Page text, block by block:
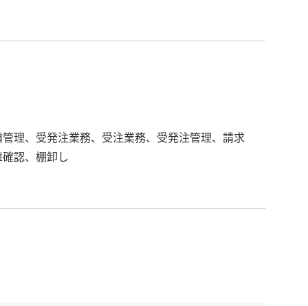
理、受発注業務、受注業務、受発注管理、請求
認、棚卸し